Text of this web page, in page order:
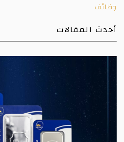
وظائف
أحدث المقالات